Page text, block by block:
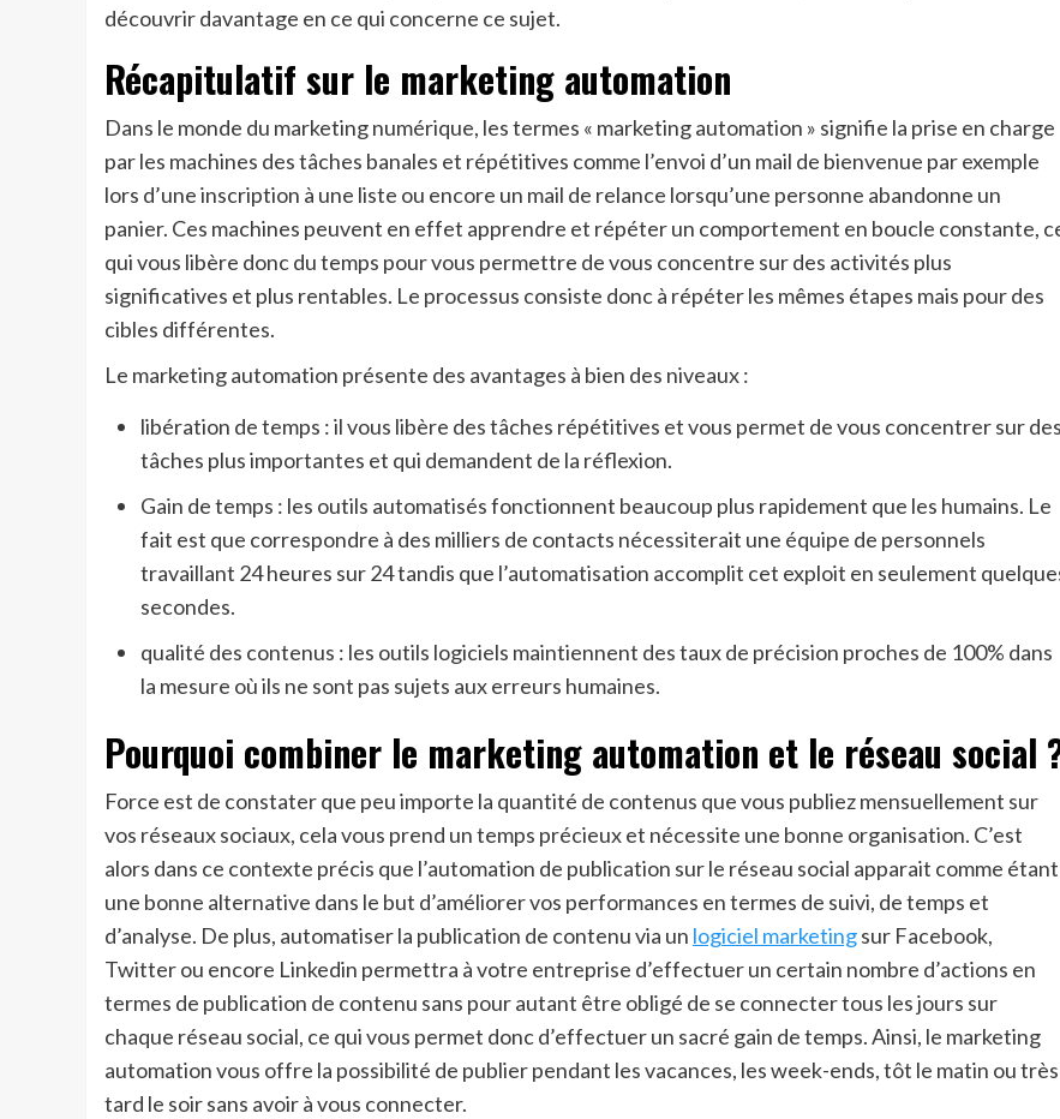
découvrir davantage en ce qui concerne ce sujet.
Récapitulatif sur le marketing automation
Dans le monde du marketing numérique, les termes « marketing automation » signifie la prise en charge
par les machines des tâches banales et répétitives comme l’envoi d’un mail de bienvenue par exemple
lors d’une inscription à une liste ou encore un mail de relance lorsqu’une personne abandonne un
panier. Ces machines peuvent en effet apprendre et répéter un comportement en boucle constante,
qui vous libère donc du temps pour vous permettre de vous concentre sur des activités plus
significatives et plus rentables. Le processus consiste donc à répéter les mêmes étapes mais pour des
cibles différentes.
Le marketing automation présente des avantages à bien des niveaux :
libération de temps : il vous libère des tâches répétitives et vous permet de vous concentrer sur des
tâches plus importantes et qui demandent de la réflexion.
Gain de temps : les outils automatisés fonctionnent beaucoup plus rapidement que les humains. Le
fait est que correspondre à des milliers de contacts nécessiterait une équipe de personnels
travaillant 24 heures sur 24 tandis que l’automatisation accomplit cet exploit en seulement
secondes.
qualité des contenus : les outils logiciels maintiennent des taux de précision proches de 100% dans
la mesure où ils ne sont pas sujets aux erreurs humaines.
Pourquoi combiner le marketing automation et le réseau social
Force est de constater que peu importe la quantité de contenus que vous publiez mensuellement sur
vos réseaux sociaux, cela vous prend un temps précieux et nécessite une bonne organisation. C’est
alors dans ce contexte précis que l’automation de publication sur le réseau social apparait comme étant
une bonne alternative dans le but d’améliorer vos performances en termes de suivi, de temps et
d’analyse. De plus, automatiser la publication de contenu via un logiciel marketingsur Facebook,
Twitter ou encore Linkedin permettra à votre entreprise d’effectuer un certain nombre d’actions en
termes de publication de contenu sans pour autant être obligé de se connecter tous les jours sur
chaque réseau social, ce qui vous permet donc d’effectuer un sacré gain de temps. Ainsi, le marketing
automation vous offre la possibilité de publier pendant les vacances, les week-ends, tôt le matin ou très
tard le soir sans avoir à vous connecter.